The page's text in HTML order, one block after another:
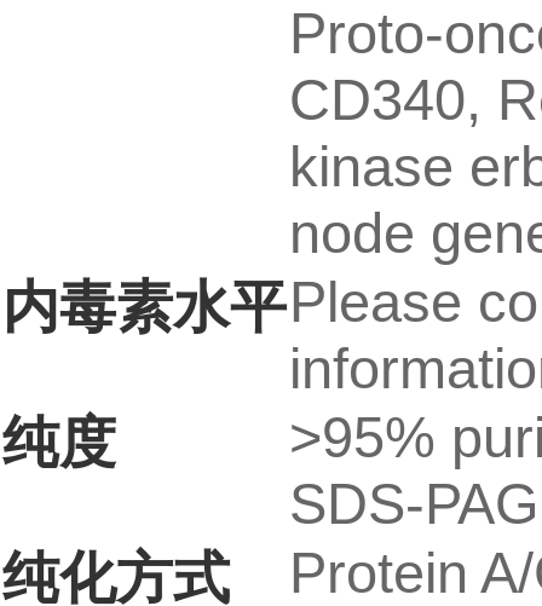
Proto-
CD340,
kinase
node
内毒素水平Please
纯度
>95%
SDS-
纯化方式
Protein